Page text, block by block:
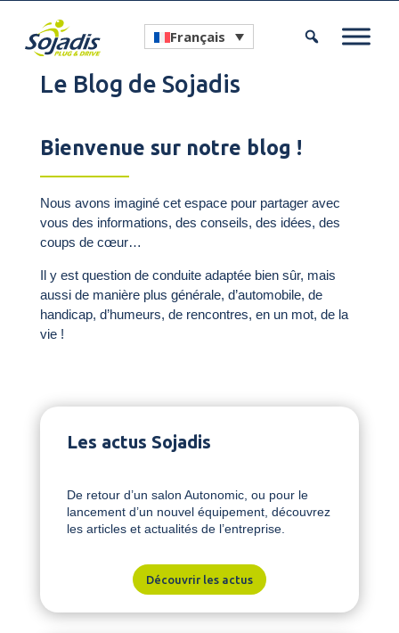
Français
Le Blog de Sojadis
Bienvenue sur notre blog !
Nous avons imaginé cet espace pour partager avec
vous des informations, des conseils, des idées, des
coups de cœur…
Il y est question de conduite adaptée bien sûr, mais
aussi de manière plus générale, d’automobile, de
handicap, d’humeurs, de rencontres, en un mot, de la
vie !
Les actus Sojadis
De retour d’un salon Autonomic, ou pour le
lancement d’un nouvel équipement, découvrez
les articles et actualités de l’entreprise.
Découvrir les actus